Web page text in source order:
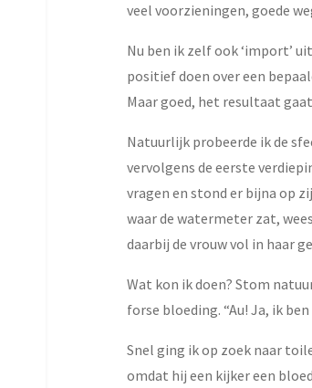
veel voorzieningen, goede
Nu ben ik zelf ook ‘import’
positief doen over een
Maar goed, het resultaat
Natuurlijk probeerde ik de
vervolgens de eerste
vragen en stond er bijna op
waar de watermeter zat,
daarbij de vrouw vol in haar
Wat kon ik doen? Stom
forse bloeding. “Au! Ja, ik
Snel ging ik op zoek naar
omdat hij een kijker een